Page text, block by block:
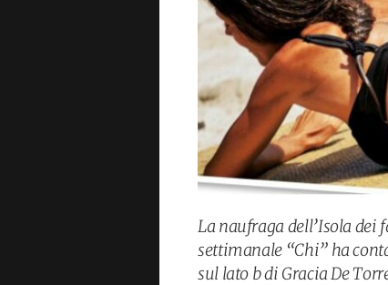
La naufraga dell’Isola dei
settimanale “Chi” ha
sul lato b di Gracia De